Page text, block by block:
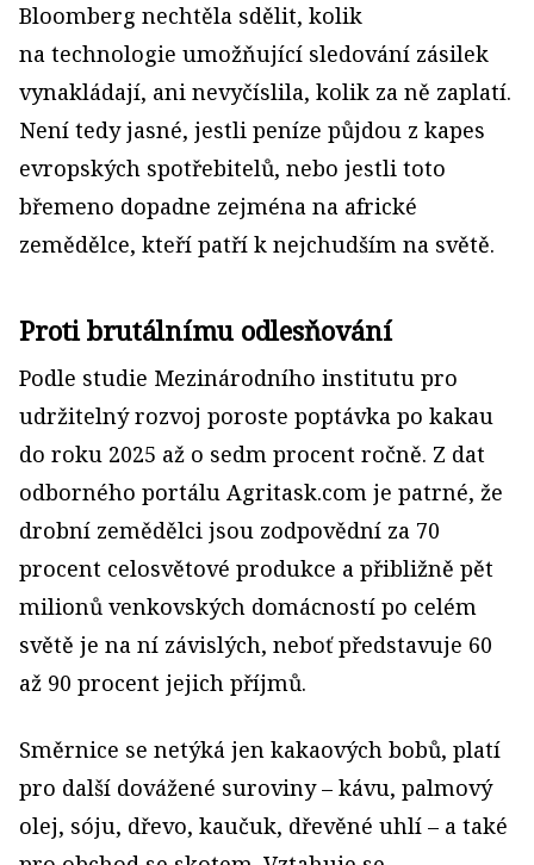
Bloomberg nechtěla sdělit, kolik
na technologie umožňující sledování zásilek
vynakládají, ani nevyčíslila, kolik za ně zaplatí.
Není tedy jasné, jestli peníze půjdou z kapes
evropských spotřebitelů, nebo jestli toto
břemeno dopadne zejména na africké
zemědělce, kteří patří k nejchudším na světě.
Proti brutálnímu odlesňování
Podle studie Mezinárodního institutu pro
udržitelný rozvoj poroste poptávka po kakau
do roku 2025 až o sedm procent ročně. Z dat
odborného portálu Agritask.com je patrné, že
drobní zemědělci jsou zodpovědní za 70
procent celosvětové produkce a přibližně pět
milionů venkovských domácností po celém
světě je na ní závislých, neboť představuje 60
až 90 procent jejich příjmů.
Směrnice se netýká jen kakaových bobů, platí
pro další dovážené suroviny – kávu, palmový
olej, sóju, dřevo, kaučuk, dřevěné uhlí – a také